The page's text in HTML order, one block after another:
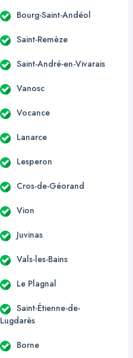
Bourg-Saint-Andéol
Saint-Remèze
Saint-André-en-Vivarais
Vanosc
Vocance
Lanarce
Lesperon
Cros-de-Géorand
Vion
Juvinas
Vals-les-Bains
Le Plagnal
Saint-Étienne-de-
Lugdarès
Borne